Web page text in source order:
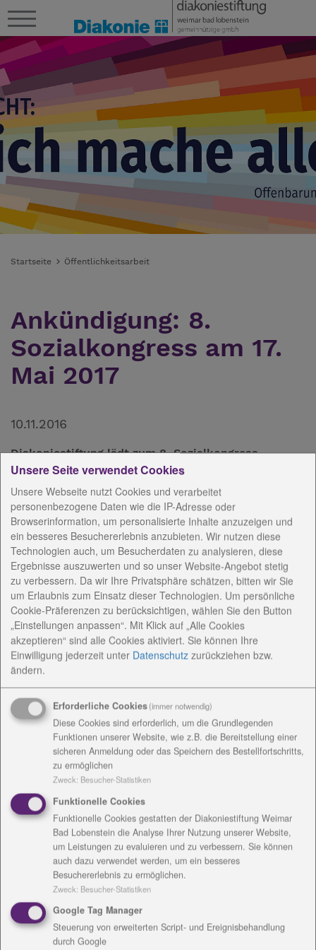
Startseite Öffentlichkeitsarbeit
Ankündigung: 8.
Sozialkongress am 17.
Mai 2017
10.11.2016
Diakoniestiftung lädt zum 8. Sozialkongress,
Mehrwert für Thüringen: Fachkräfte finden und
binden!
Der Fachkräftebedarf steigt, doch die Zahl der
qualifizierten Nachwuchskräfte wächst nicht mit, im
Gegenteil: sie wird kleiner. Das ist in der
Sozialwirtschaft wie in anderen Bereichen der
Wirtschaft eine große Herausforderung. Wir wollen
und können dieser Entwicklung nicht tatenlos
zusehen. Denn gerade da, wo Menschen helfende
Hände brauchen, sind menschlich und fachlich
geeignete Mitarbeitende gefragt.
Der achte Sozialkongress der Diakoniestiftung findet
am Mittwoch, 17. Mai, in der Stadthalle Bad
Blankenburg statt und widmet sich diesem Thema.
Titel ist: Mehrwert für Thüringen: Fachkräfte finden
und binden!
Der Kongress wird von namhaften Verantwortlichen
aus Politik und Wirtschaft, der Verwaltung und den
freien Trägern gestaltet. Viele Menschen, die
Einrichtungen leiten und in der Sozialwirtschaft
Verantwortung tragen, sind dabei, wenn es darum
geht, Erfahrungen auszutauschen und neue Wege zu
finden, um heute und in Zukunft ausreichend
Personal zu gewinnen.
Das Hauptreferat „Tendenzen am Arbeitsmarkt - Der
Blick eines Externen“ hält Joachim Schledt,
Unsere Seite verwendet Cookies
Unsere Webseite nutzt Cookies und verarbeitet
personenbezogene Daten wie die IP-Adresse oder
Browserinformation, um personalisierte Inhalte anzuzeigen und
ein besseres Besuchererlebnis anzubieten. Wir nutzen diese
Technologien auch, um Besucherdaten zu analysieren, diese
Ergebnisse auszuwerten und so unser Website-Angebot stetig
zu verbessern. Da wir Ihre Privatsphäre schätzen, bitten wir Sie
um Erlaubnis zum Einsatz dieser Technologien. Um persönliche
Cookie-Präferenzen zu berücksichtigen, wählen Sie den Button
„Einstellungen anpassen“. Mit Klick auf „Alle Cookies
akzeptieren“ sind alle Cookies aktiviert. Sie können Ihre
Einwilligung jederzeit unter Datenschutz zurückziehen bzw.
ändern.
Erforderliche Cookies(immer notwendig)
Diese Cookies sind erforderlich, um die Grundlegenden
Funktionen unserer Website, wie z.B. die Bereitstellung einer
sicheren Anmeldung oder das Speichern des Bestellfortschritts,
zu ermöglichen
Zweck: Besucher-Statistiken
Funktionelle Cookies
Funktionelle Cookies gestatten der Diakoniestiftung Weimar
Bad Lobenstein die Analyse Ihrer Nutzung unserer Website,
um Leistungen zu evaluieren und zu verbessern. Sie können
auch dazu verwendet werden, um ein besseres
Besuchererlebnis zu ermöglichen.
Zweck: Besucher-Statistiken
Google Tag Manager
Steuerung von erweiterten Script- und Ereignisbehandlung
durch Google